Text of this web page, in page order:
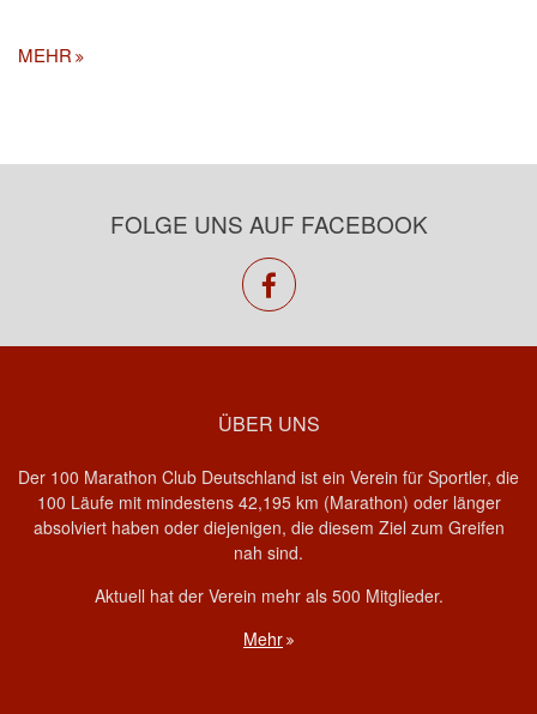
MEHR
FOLGE UNS AUF FACEBOOK
facebook
ÜBER UNS
Der 100 Marathon Club Deutschland ist ein Verein für Sportler, die
100 Läufe mit mindestens 42,195 km (Marathon) oder länger
absolviert haben oder diejenigen, die diesem Ziel zum Greifen
nah sind.
Aktuell hat der Verein mehr als 500 Mitglieder.
Mehr